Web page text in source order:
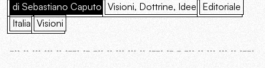
di Sebastiano Caputo Visioni, Dottrine, Idee Editoriale
Italia Visioni